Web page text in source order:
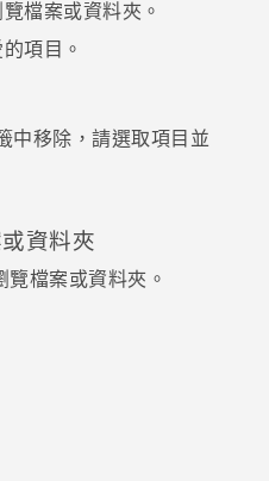
檔案或資料夾。
項目。
中移除，請選取項目並
資料夾
覽檔案或資料夾。